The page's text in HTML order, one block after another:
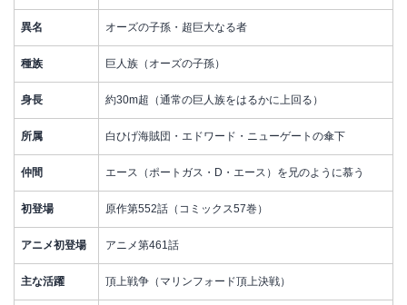
異名 オーズの子孫・超巨大なる者
種族 巨人族（オーズの子孫）
身長 約30m超（通常の巨人族をはるかに上回る）
所属 白ひげ海賊団・エドワード・ニューゲートの傘下
仲間 エース（ポートガス・D・エース）を兄のように慕う
初登場 原作第552話（コミックス57巻）
アニメ初登場 アニメ第461話
主な活躍 頂上戦争（マリンフォード頂上決戦）